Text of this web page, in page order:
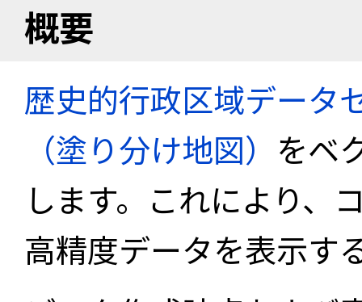
概要
歴史的行政区域データ
（塗り分け地図） をベ
します。これにより、
高精度データを表示す